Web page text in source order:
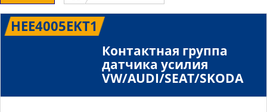
HEE4005EKT1
Контактная группа
датчика усилия
VW/AUDI/SEAT/SKODA